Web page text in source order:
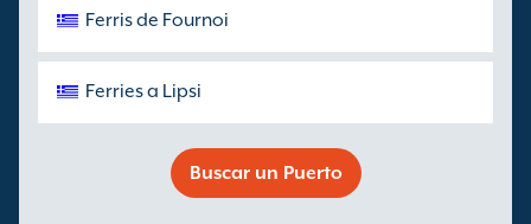
Ferris de Fournoi
Ferries a Lipsi
Buscar un Puerto